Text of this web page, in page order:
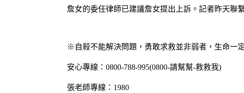
詹女的委任律師已建議詹女提出上訴。記者昨天聯
※自殺不能解決問題，勇敢求救並非弱者，生命一
安心專線：0800-788-995(0800-請幫幫-救救我)
張老師專線：1980